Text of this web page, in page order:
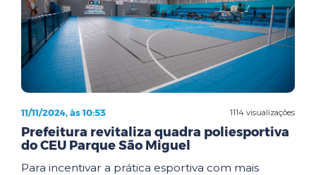
1114 visualizações
11/11/2024, às 10:53
Prefeitura revitaliza quadra poliesportiva
do CEU Parque São Miguel
Para incentivar a prática esportiva com mais